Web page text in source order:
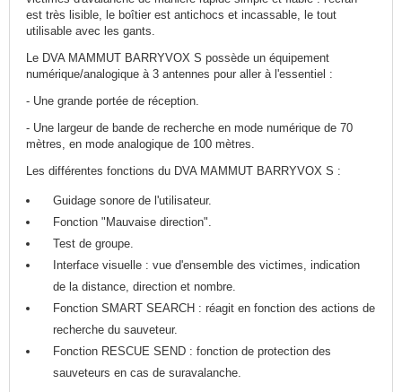
est très lisible, le boîtier est antichocs et incassable, le tout
utilisable avec les gants.
Le DVA MAMMUT BARRYVOX S possède un équipement
numérique/analogique à 3 antennes pour aller à l'essentiel :
- Une grande portée de réception.
- Une largeur de bande de recherche en mode numérique de 70
mètres, en mode analogique de 100 mètres.
Les différentes fonctions du DVA MAMMUT BARRYVOX S :
Guidage sonore de l'utilisateur.
Fonction "Mauvaise direction".
Test de groupe.
Interface visuelle : vue d'ensemble des victimes, indication
de la distance, direction et nombre.
Fonction SMART SEARCH : réagit en fonction des actions de
recherche du sauveteur.
Fonction RESCUE SEND : fonction de protection des
sauveteurs en cas de suravalanche.